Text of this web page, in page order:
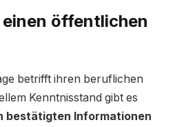
öffentlichen
betrifft ihren beruflichen
Kenntnisstand gibt es
bestätigten Informationen